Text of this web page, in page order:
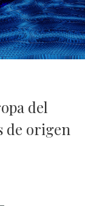
del
de origen